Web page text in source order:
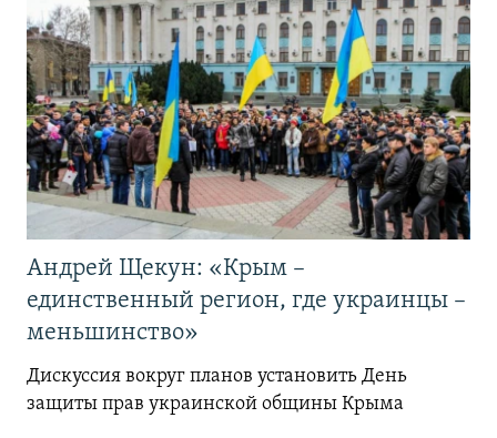
Андрей Щекун: «Крым –
единственный регион, где украинцы –
меньшинство»
Дискуссия вокруг планов установить День
защиты прав украинской общины Крыма